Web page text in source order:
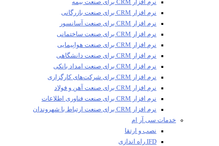
نرم افزار CRM برای صنعت بیمه
نرم افزار CRM برای صنعت بازرگانی
نرم افزار CRM برای صنعت آسانسور
نرم افزار CRM برای صنعت ساختمانی
نرم افزار CRM برای صنعت هواپیمایی
نرم افزار CRM برای صنعت دانشگاهی
نرم افزار CRM برای صنعت امداد بانکی
نرم افزار CRM برای شرکت‌های کارگزاری
نرم افزار CRM برای صنعت آهن و فولاد
نرم افزار CRM برای صنعت فناوری اطلاعات
نرم افزار CRM برای صنعت ارتباط با شهروندان
خدمات سی آر ام
نصب و ارتقا
IFD راه اندازی